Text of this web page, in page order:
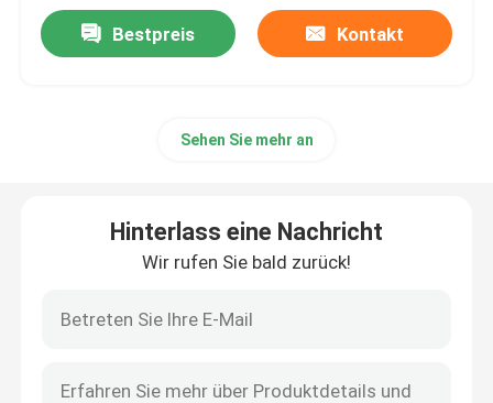
Produkte
Videos
Bestpreis Kontakt
Sehen Sie mehr an
Hinterlass eine Nachricht
Wir rufen Sie bald zurück!